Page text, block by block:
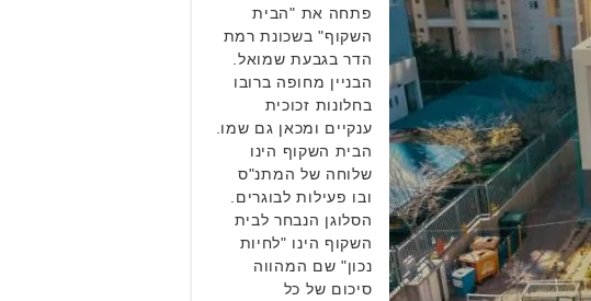
פתחה את "הבית
השקוף" בשכונת רמת
הדר בגבעת שמואל.
הבניין מחופה ברובו
בחלונות זכוכית
ענקיים ומכאן גם שמו.
הבית השקוף הינו
שלוחה של המתנ"ס
ובו פעילות לבוגרים.
הסלוגן הנבחר לבית
השקוף הינו "לחיות
נכון" שם המהווה
סיכום של כל